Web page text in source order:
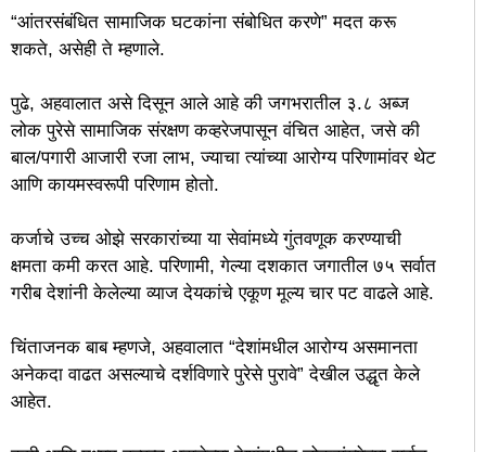
“आंतरसंबंधित सामाजिक घटकांना संबोधित करणे” मदत करू
शकते, असेही ते म्हणाले.
पुढे, अहवालात असे दिसून आले आहे की जगभरातील ३.८ अब्ज
लोक पुरेसे सामाजिक संरक्षण कव्हरेजपासून वंचित आहेत, जसे की
बाल/पगारी आजारी रजा लाभ, ज्याचा त्यांच्या आरोग्य परिणामांवर थेट
आणि कायमस्वरूपी परिणाम होतो.
कर्जाचे उच्च ओझे सरकारांच्या या सेवांमध्ये गुंतवणूक करण्याची
क्षमता कमी करत आहे. परिणामी, गेल्या दशकात जगातील ७५ सर्वात
गरीब देशांनी केलेल्या व्याज देयकांचे एकूण मूल्य चार पट वाढले आहे.
चिंताजनक बाब म्हणजे, अहवालात “देशांमधील आरोग्य असमानता
अनेकदा वाढत असल्याचे दर्शविणारे पुरेसे पुरावे” देखील उद्धृत केले
आहेत.